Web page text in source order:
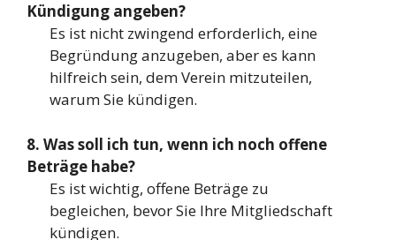
Kündigung angeben?
Es ist nicht zwingend erforderlich, eine
Begründung anzugeben, aber es kann
hilfreich sein, dem Verein mitzuteilen,
warum Sie kündigen.
8. Was soll ich tun, wenn ich noch offene
Beträge habe?
Es ist wichtig, offene Beträge zu
begleichen, bevor Sie Ihre Mitgliedschaft
kündigen.